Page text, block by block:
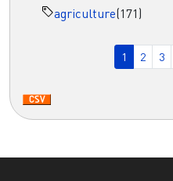
agriculture(171)
Page
1 Page
2 3